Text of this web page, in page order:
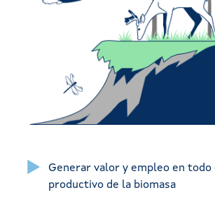
Generar valor y empleo en todo
productivo de la biomasa